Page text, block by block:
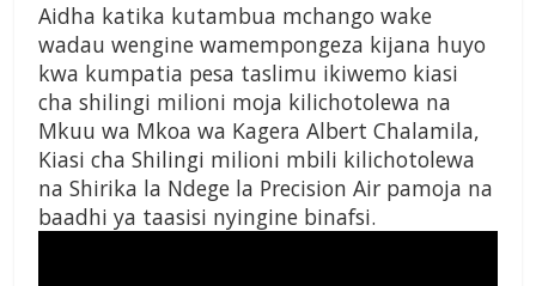
Aidha katika kutambua mchango wake
wadau wengine wamempongeza kijana huyo
kwa kumpatia pesa taslimu ikiwemo kiasi
cha shilingi milioni moja kilichotolewa na
Mkuu wa Mkoa wa Kagera Albert Chalamila,
Kiasi cha Shilingi milioni mbili kilichotolewa
na Shirika la Ndege la Precision Air pamoja na
baadhi ya taasisi nyingine binafsi.